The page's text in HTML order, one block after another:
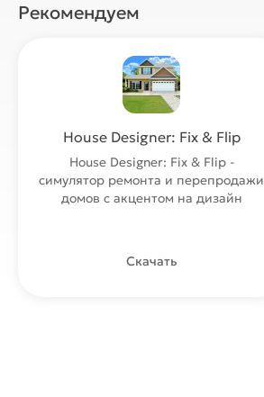
Рекомендуем
House Designer: Fix & Flip
House Designer: Fix & Flip -
симулятор ремонта и перепродажи
домов с акцентом на дизайн
Скачать